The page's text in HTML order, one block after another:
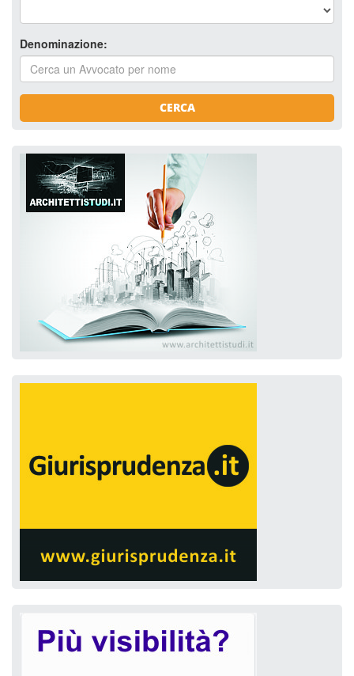
Denominazione:
CERCA